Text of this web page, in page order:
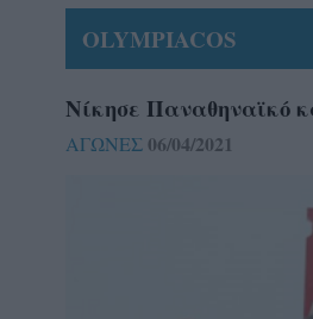
OLYMPIACOS
Νίκησε Παναθηναϊκό
ΑΓΩΝΕΣ 06/04/2021